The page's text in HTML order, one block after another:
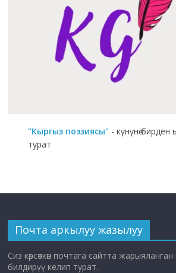
"Кыргыз поэзиясы" - күнүнө
турат
Почта аркылуу жазылуу
Сиз көрсөткөн почтага сайтта
билдирүү келип турат.